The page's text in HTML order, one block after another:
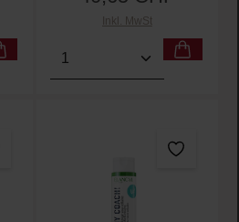
den gewünschten Wert ein
Inkl. MwSt
Produkt Anzahl: Gib